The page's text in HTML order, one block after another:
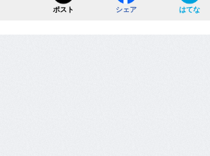
ポスト シェア はてな